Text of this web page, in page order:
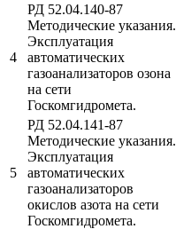
4
РД 52.04.140-87
Методические указания.
Эксплуатация
автоматических
газоанализаторов озона
на сети
Госкомгидромета.
5
РД 52.04.141-87
Методические указания.
Эксплуатация
автоматических
газоанализаторов
окислов азота на сети
Госкомгидромета.